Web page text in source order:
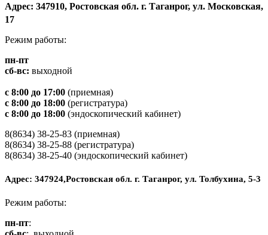
Адрес: 347910, Ростовская обл. г. Таганрог, ул. Московская,
17
Режим работы:
пн-пт
сб-вс: выходной
с 8:00 до 17:00 (приемная)
с 8:00 до 18:00 (регистратура)
с 8:00 до 18:00 (эндоскопический кабинет)
8(8634) 38-25-83 (приемная)
8(8634) 38-25-88 (регистратура)
8(8634) 38-25-40 (эндоскопический кабинет)
Адрес: 347924,Ростовская обл. г. Таганрог, ул. Толбухина, 5-3
Режим работы:
пн-пт: